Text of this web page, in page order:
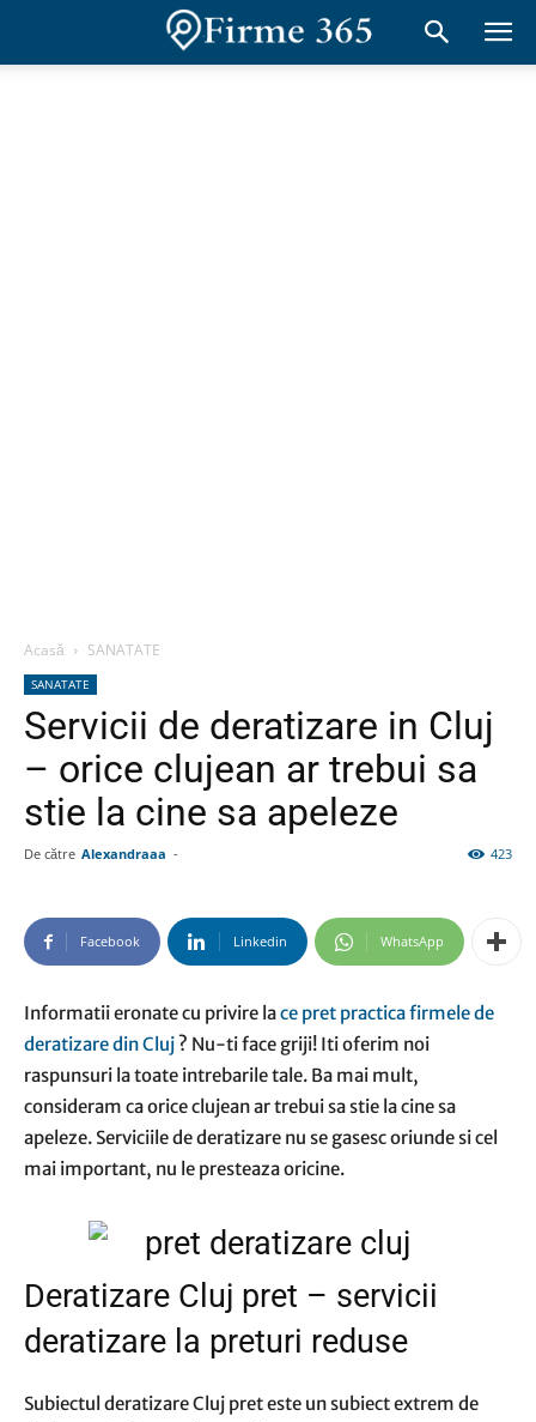
Acasă SANATATE
SANATATE
Servicii de deratizare in Cluj
– orice clujean ar trebui sa
stie la cine sa apeleze
De către Alexandraaa - 423
Facebook Linkedin WhatsApp
Informatii eronate cu privire lace pret practica firmele de
deratizare din Cluj? Nu-ti face griji! Iti oferim noi
raspunsuri la toate intrebarile tale. Ba mai mult,
consideram ca orice clujean ar trebui sa stie la cine sa
apeleze. Serviciile de deratizare nu se gasesc oriunde si cel
mai important, nu le presteaza oricine.
Deratizare Cluj pret – servicii
deratizare la preturi reduse
Subiectul deratizare Cluj pret este un subiect extrem de